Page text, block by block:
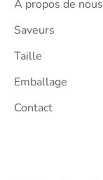
À propos de nous
Saveurs
Taille
Emballage
Contact